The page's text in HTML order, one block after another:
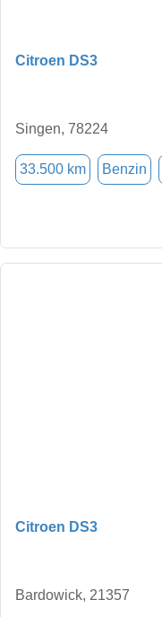
Citroen DS3
Singen, 78224
33.500 km Benzin
Citroen DS3
Bardowick, 21357